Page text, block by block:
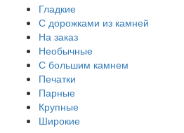
Гладкие
С дорожками из камней
На заказ
Необычные
С большим камнем
Печатки
Парные
Крупные
Широкие